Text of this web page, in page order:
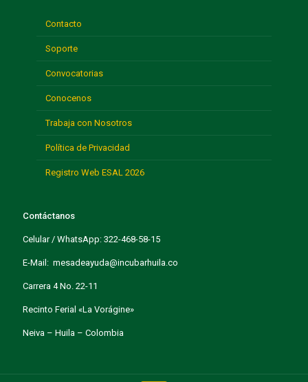
Contacto
Soporte
Convocatorias
Conocenos
Trabaja con Nosotros
Política de Privacidad
Registro Web ESAL 2026
Contáctanos
Celular / WhatsApp: 322-468-58-15
E-Mail: mesadeayuda@incubarhuila.co
Carrera 4 No. 22-11
Recinto Ferial «La Vorágine»
Neiva – Huila – Colombia